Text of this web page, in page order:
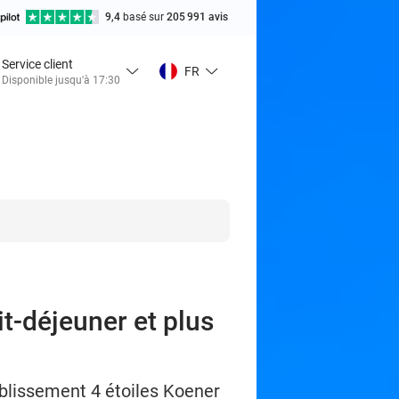
9,4 basé sur 205 991 avis
Service client
Disponible jusqu'à 17:30
FR
déjeuner et plus
4 étoiles Koener